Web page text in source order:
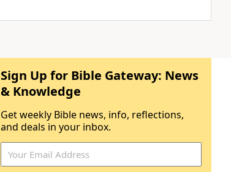
Sign Up for Bible Gateway: News
& Knowledge
Get weekly Bible news, info, reflections,
and deals in your inbox.